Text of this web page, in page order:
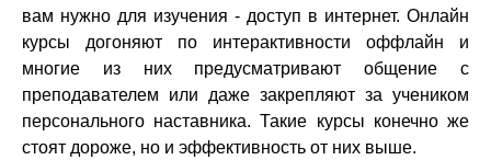
вам нужно для изучения - доступ в интернет. Онлайн
курсы догоняют по интерактивности оффлайн и
многие из них предусматривают общение с
преподавателем или даже закрепляют за учеником
персонального наставника. Такие курсы конечно же
стоят дороже, но и эффективность от них выше.